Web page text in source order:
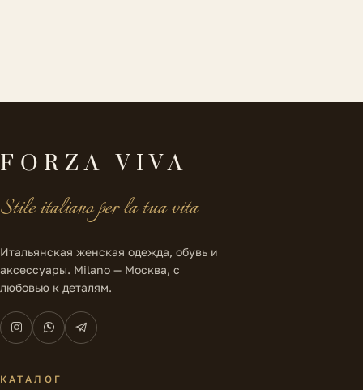
FORZA VIVA
Stile italiano per la tua vita
Итальянская женская одежда, обувь и
аксессуары. Milano — Москва, с
любовью к деталям.
КАТАЛОГ